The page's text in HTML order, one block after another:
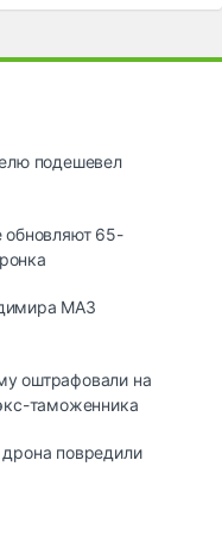
подешевел
обновляют 65-
МАЗ
оштрафовали на
таможенника
повредили